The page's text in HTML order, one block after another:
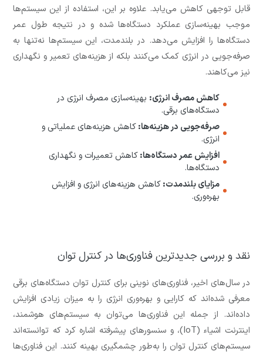
قابل توجهی کاهش می‌یابد. علاوه بر این، استفاده از این سیستم‌ها
موجب بهینه‌سازی عملکرد دستگاه‌ها شده و در نتیجه طول عمر
دستگاه‌ها را افزایش می‌دهد. در بلندمدت، این سیستم‌ها نه‌تنها به
صرفه‌جویی در انرژی کمک می‌کنند بلکه از هزینه‌های تعمیر و نگهداری
نیز می‌کاهند.
کاهش مصرف انرژی: بهینه‌سازی مصرف انرژی در
دستگاه‌های برقی.
صرفه‌جویی در هزینه‌ها:کاهش هزینه‌های عملیاتی و
انرژی.
افزایش عمر دستگاه‌ها:کاهش تعمیرات و نگهداری
دستگاه‌ها.
مزایای بلندمدت:کاهش هزینه‌های انرژی و افزایش
بهره‌وری.
نقد و بررسی جدیدترین فناوری‌ها در کنترل توان
در سال‌های اخیر، فناوری‌های نوینی برای کنترل توان دستگاه‌های برقی
معرفی شده‌اند که کارایی و بهره‌وری انرژی را به میزان زیادی افزایش
داده‌اند. از جمله این فناوری‌ها می‌توان به سیستم‌های هوشمند،
اینترنت اشیاء (IoT)، و سنسورهای پیشرفته اشاره کرد که توانسته‌اند
سیستم‌های کنترل توان را به‌طور چشمگیری بهینه کنند. این فناوری‌ها